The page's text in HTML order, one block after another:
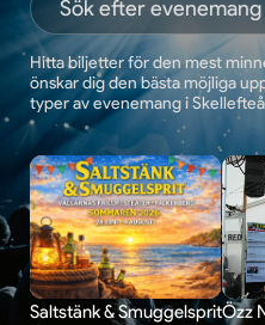
Hitta biljetter för den mest
önskar dig den bästa möjliga
typer av evenemang i
Saltstänk & SmuggelspritÖzz